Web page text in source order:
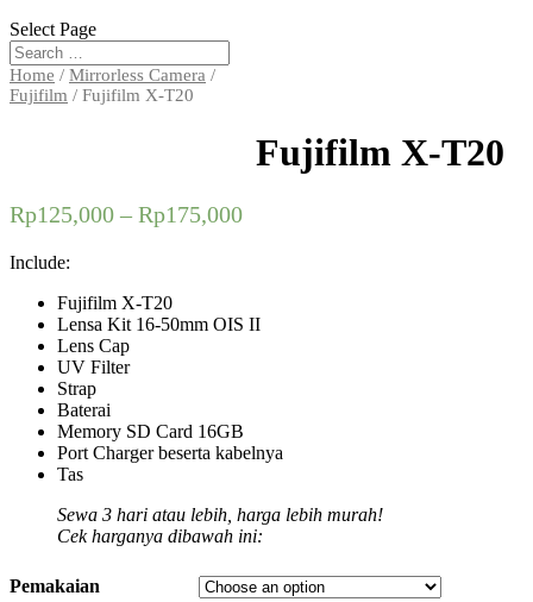
Select Page
Home / Mirrorless Camera /
Fujifilm / Fujifilm X-T20
Fujifilm X-T20
Rp125,000 – Rp175,000
Include:
Fujifilm X-T20
Lensa Kit 16-50mm OIS II
Lens Cap
UV Filter
Strap
Baterai
Memory SD Card 16GB
Port Charger beserta kabelnya
Tas
Sewa 3 hari atau lebih, harga lebih murah!
Cek harganya dibawah ini:
Pemakaian